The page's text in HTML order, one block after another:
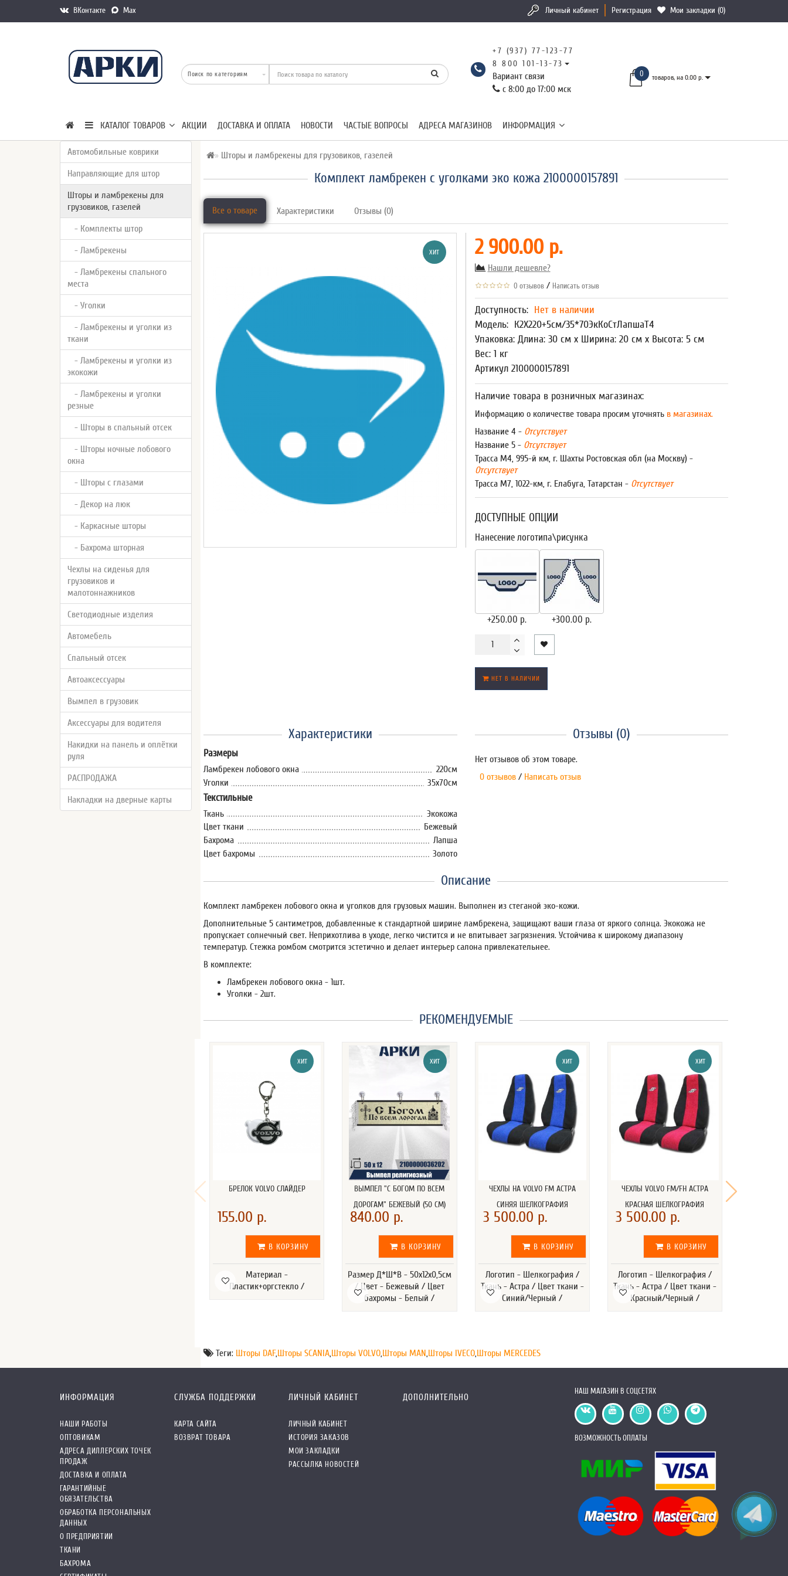
ВКонтакте Max Личный кабинет Регистрация Мои закладки (0)
+7 (937) 77-123-77
8 800 101-13-73
Вариант связи
с 8:00 до 17:00 мск
0 товаров, на 0.00 р.
КАТАЛОГ ТОВАРОВ АКЦИИ ДОСТАВКА И ОПЛАТА НОВОСТИ ЧАСТЫЕ ВОПРОСЫ АДРЕСА МАГАЗИНОВ ИНФОРМАЦИЯ
Автомобильные коврики
Направляющие для штор
Шторы и ламбрекены для
грузовиков, газелей
- Комплекты штор
- Ламбрекены
- Ламбрекены спального
места
- Уголки
- Ламбрекены и уголки из
ткани
- Ламбрекены и уголки из
экокожи
- Ламбрекены и уголки
резные
- Шторы в спальный отсек
- Шторы ночные лобового
окна
- Шторы с глазами
- Декор на люк
- Каркасные шторы
- Бахрома шторная
Чехлы на сиденья для
грузовиков и
малотоннажников
Светодиодные изделия
Автомебель
Спальный отсек
Автоаксессуары
Вымпел в грузовик
Аксессуары для водителя
Накидки на панель и оплётки
руля
РАСПРОДАЖА
Накладки на дверные карты
Шторы и ламбрекены для грузовиков, газелей
Комплект ламбрекен с уголками эко кожа 2100000157891
Все о товаре Характеристики Отзывы (0)
ХИТ 2 900.00 р.
Нашли дешевле?
0 отзывов / Написать отзыв
Доступность: Нет в наличии
Модель: К2Х220+5см/35*70ЭкКоСтЛапшаТ4
Упаковка: Длина: 30 см x Ширина: 20 см x Высота: 5 см
Вес: 1 кг
Артикул 2100000157891
Наличие товара в розничных магазинах:
Информацию о количестве товара просим уточнятьв магазинах.
Название 4 - Отсутствует
Название 5 - Отсутствует
Трасса М4, 995-й км, г. Шахты Ростовская обл (на Москву) -
Отсутствует
Трасса М7, 1022-км, г. Елабуга, Татарстан - Отсутствует
ДОСТУПНЫЕ ОПЦИИ
Нанесение логотипа\рисунка
+250.00 р. +300.00 р.
НЕТ В НАЛИЧИИ
Характеристики
Размеры
Ламбрекен лобового окна
220см
Уголки
35x70см
Текстильные
Ткань
Экокожа
Цвет ткани
Бежевый
Бахрома
Лапша
Цвет бахромы
Золото
Отзывы (0)
Нет отзывов об этом товаре.
0 отзывов / Написать отзыв
Описание
Комплект ламбрекен лобового окна и уголков для грузовых машин. Выполнен из стеганой эко-кожи.
Дополнительные 5 сантиметров, добавленные к стандартной ширине ламбрекена, защищают ваши глаза от яркого солнца. Экокожа не
пропускает солнечный свет. Неприхотлива в уходе, легко чистится и не впитывает загрязнения. Устойчива к широкому диапазону
температур. Стежка ромбом смотрится эстетично и делает интерьер салона привлекательнее.
В комплекте:
Ламбрекен лобового окна - 1шт.
Уголки - 2шт.
РЕКОМЕНДУЕМЫЕ
ХИТ
БРЕЛОК VOLVO СЛАЙДЕР
155.00 р.
В КОРЗИНУ
Материал -
Пластик+оргстекло /
ХИТ
ВЫМПЕЛ "С БОГОМ ПО ВСЕМ
ДОРОГАМ" БЕЖЕВЫЙ (50 СМ)
840.00 р.
В КОРЗИНУ
Размер Д*Ш*В - 50х12х0,5см
/ Цвет - Бежевый / Цвет
бахромы - Белый /
ХИТ
ЧЕХЛЫ НА VOLVO FM АСТРА
СИНЯЯ ШЕЛКОГРАФИЯ
3 500.00 р.
В КОРЗИНУ
Логотип - Шелкография /
Ткань - Астра / Цвет ткани -
Синий/Черный /
ХИТ
ЧЕХЛЫ VOLVO FM/FH АСТРА
КРАСНАЯ ШЕЛКОГРАФИЯ
3 500.00 р.
В КОРЗИНУ
Логотип - Шелкография /
Ткань - Астра / Цвет ткани -
Красный/Черный /
Теги: Шторы DAF,Шторы SCANIA,Шторы VOLVO,Шторы MAN,Шторы IVECO,Шторы MERCEDES
ИНФОРМАЦИЯ
НАШИ РАБОТЫ
ОПТОВИКАМ
АДРЕСА ДИЛЛЕРСКИХ ТОЧЕК
ПРОДАЖ
ДОСТАВКА И ОПЛАТА
ГАРАНТИЙНЫЕ
ОБЯЗАТЕЛЬСТВА
ОБРАБОТКА ПЕРСОНАЛЬНЫХ
ДАННЫХ
О ПРЕДПРИЯТИИ
ТКАНИ
БАХРОМА
СЛУЖБА ПОДДЕРЖКИ
КАРТА САЙТА
ВОЗВРАТ ТОВАРА
ЛИЧНЫЙ КАБИНЕТ
ЛИЧНЫЙ КАБИНЕТ
ИСТОРИЯ ЗАКАЗОВ
МОИ ЗАКЛАДКИ
РАССЫЛКА НОВОСТЕЙ
ДОПОЛНИТЕЛЬНО
НАШ МАГАЗИН В СОЦСЕТЯХ
ВОЗМОЖНОСТЬ ОПЛАТЫ